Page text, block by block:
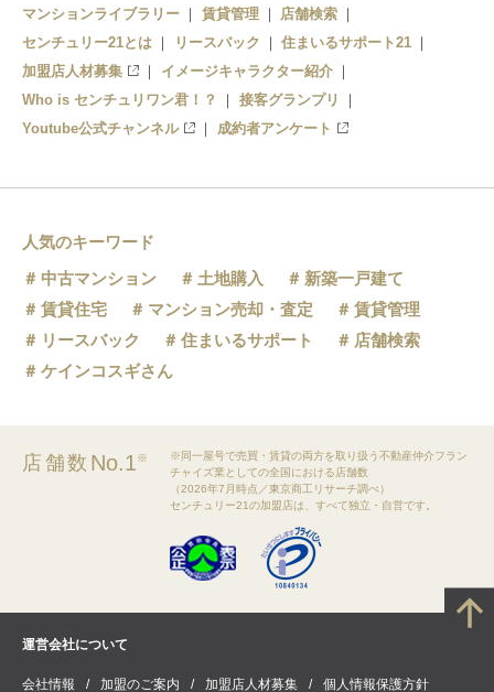
マンションライブラリー
賃貸管理
店舗検索
センチュリー21とは
リースバック
住まいるサポート21
加盟店人材募集
イメージキャラクター紹介
Who is センチュリワン君！？
接客グランプリ
Youtube公式チャンネル
成約者アンケート
人気のキーワード
中古マンション
土地購入
新築一戸建て
賃貸住宅
マンション売却・査定
賃貸管理
リースバック
住まいるサポート
店舗検索
ケインコスギさん
店舗数 No.1※
※同一屋号で売買・賃貸の両方を取り扱う不動産仲介フラン
チャイズ業としての全国における店舗数
（2026年7月時点／東京商工リサーチ調べ）
センチュリー21の加盟店は、すべて独立・自営です。
運営会社について
会社情報 加盟のご案内 加盟店人材募集 個人情報保護方針